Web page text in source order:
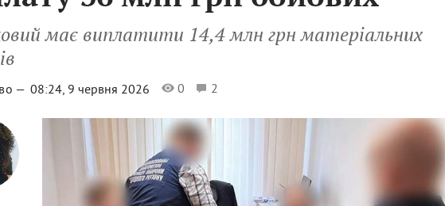
має виплатити 14,4 млн грн матеріальних
— 08:24, 9 червня 2026 0 2